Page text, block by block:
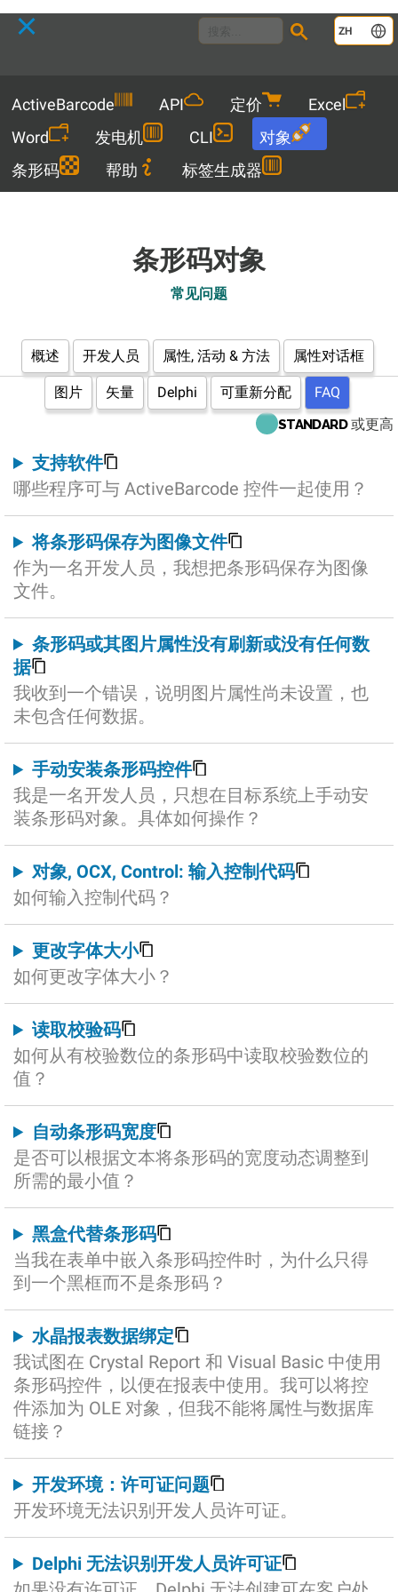
ZH
ActiveBarcode API 定价
Excel
Word
发电机 CLI
对象
条形码
帮助 标签生成器
条形码对象
常见问题
概述 开发人员 属性, 活动 & 方法 属性对话框
图片 矢量 Delphi 可重新分配 FAQ
STANDARD或更高
支持软件
哪些程序可与 ActiveBarcode 控件一起使用？
将条形码保存为图像文件
作为一名开发人员，我想把条形码保存为图像
文件。
条形码或其图片属性没有刷新或没有任何数
据
我收到一个错误，说明图片属性尚未设置，也
未包含任何数据。
手动安装条形码控件
我是一名开发人员，只想在目标系统上手动安
装条形码对象。具体如何操作？
对象, OCX, Control: 输入控制代码
如何输入控制代码？
更改字体大小
如何更改字体大小？
读取校验码
如何从有校验数位的条形码中读取校验数位的
值？
自动条形码宽度
是否可以根据文本将条形码的宽度动态调整到
所需的最小值？
黑盒代替条形码
当我在表单中嵌入条形码控件时，为什么只得
到一个黑框而不是条形码？
水晶报表数据绑定
我试图在 Crystal Report 和 Visual Basic 中使用
条形码控件，以便在报表中使用。我可以将控
件添加为 OLE 对象，但我不能将属性与数据库
链接？
开发环境：许可证问题
开发环境无法识别开发人员许可证。
Delphi 无法识别开发人员许可证